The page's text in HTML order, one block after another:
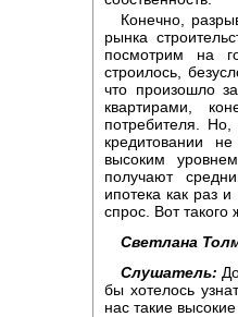
Конечно,
рынка
посмотрим на
строилось,
что произошло
квартирами,
потребителя.
кредитовании
высоким
получают
ипотека как раз
спрос. Вот такого
Светлана
Слушатель:
бы хотелось
нас такие